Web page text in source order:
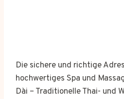
Die sichere und richtige
hochwertiges Spa und
Dài – Traditionelle Thai- und